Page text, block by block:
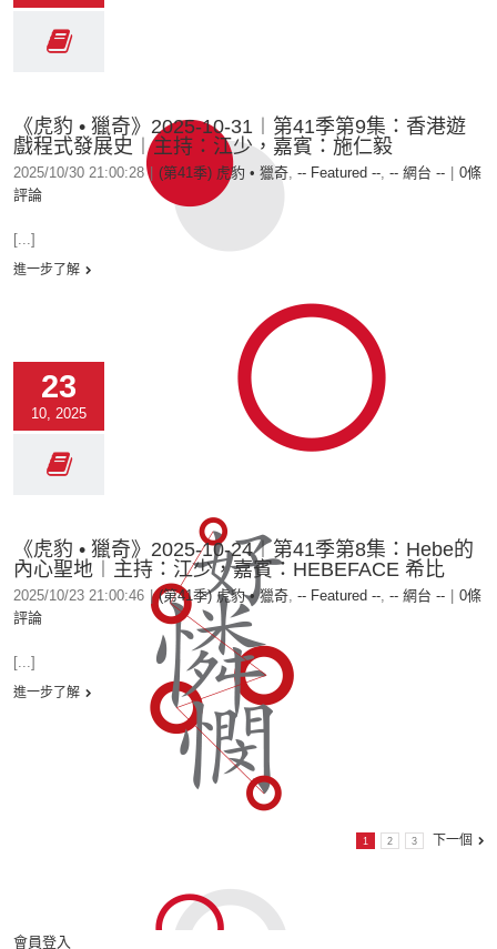
《虎豹 • 獵奇》2025-10-31︱第41季第9集：香港遊
戲程式發展史︱主持：江少，嘉賓：施仁毅
2025/10/30 21:00:28 (第41季) 虎豹 • 獵奇, -- Featured --, -- 網台 --
0條
評論
[...]
進一步了解
23
10, 2025
《虎豹 • 獵奇》2025-10-24︱第41季第8集：Hebe的
內心聖地︱主持：江少，嘉賓：HEBEFACE 希比
2025/10/23 21:00:46 | (第41季) 虎豹 • 獵奇, -- Featured --, -- 網台 --
0條
評論
[...]
進一步了解
1 2 3 下一個
會員登入